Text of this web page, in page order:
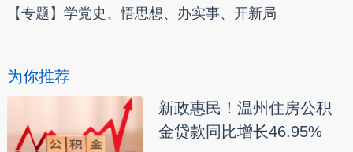
【专题】学党史、悟思想、办实事、开新局
为你推荐
新政惠民！温州住房公积
金贷款同比增长46.95%